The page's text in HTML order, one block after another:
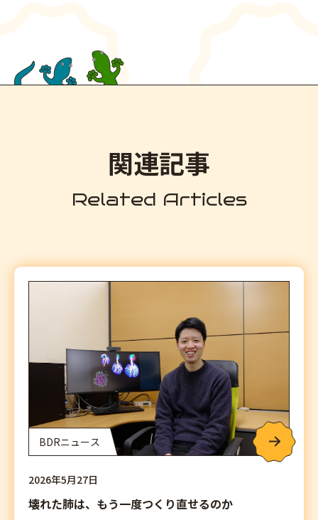
関連記事
Related Articles
BDRニュース
2026年5月27日
壊れた肺は、もう一度つくり直せるのか